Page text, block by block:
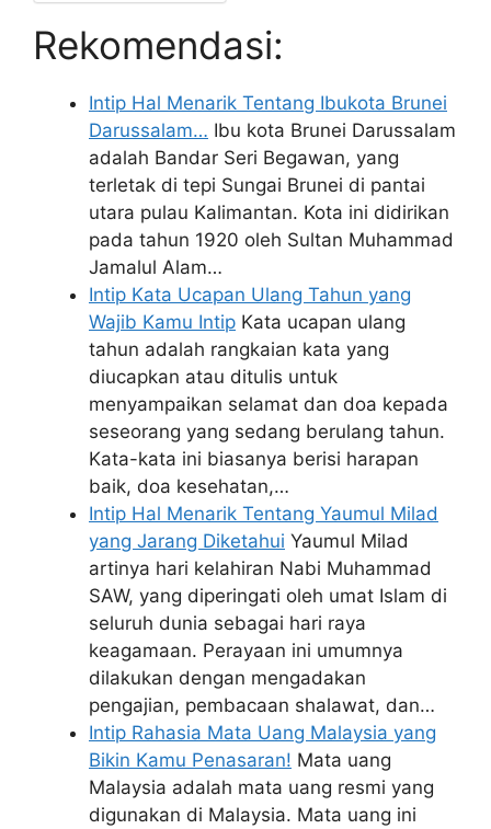
Rekomendasi:
Intip Hal Menarik Tentang Ibukota Brunei
Darussalam… Ibu kota Brunei Darussalam
adalah Bandar Seri Begawan, yang
terletak di tepi Sungai Brunei di pantai
utara pulau Kalimantan. Kota ini didirikan
pada tahun 1920 oleh Sultan Muhammad
Jamalul Alam…
Intip Kata Ucapan Ulang Tahun yang
Wajib Kamu Intip Kata ucapan ulang
tahun adalah rangkaian kata yang
diucapkan atau ditulis untuk
menyampaikan selamat dan doa kepada
seseorang yang sedang berulang tahun.
Kata-kata ini biasanya berisi harapan
baik, doa kesehatan,…
Intip Hal Menarik Tentang Yaumul Milad
yang Jarang Diketahui Yaumul Milad
artinya hari kelahiran Nabi Muhammad
SAW, yang diperingati oleh umat Islam di
seluruh dunia sebagai hari raya
keagamaan. Perayaan ini umumnya
dilakukan dengan mengadakan
pengajian, pembacaan shalawat, dan…
Intip Rahasia Mata Uang Malaysia yang
Bikin Kamu Penasaran! Mata uang
Malaysia adalah mata uang resmi yang
digunakan di Malaysia. Mata uang ini